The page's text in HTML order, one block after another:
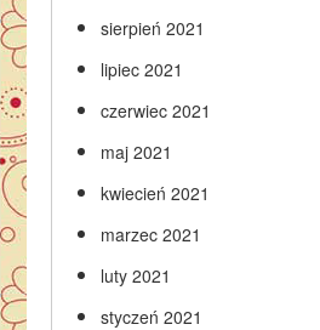
sierpień 2021
lipiec 2021
czerwiec 2021
maj 2021
kwiecień 2021
marzec 2021
luty 2021
styczeń 2021